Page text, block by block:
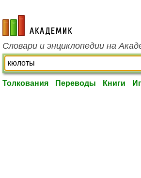
academic.ru
Словари и энциклопедии на
Толкования Переводы Книги